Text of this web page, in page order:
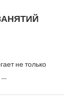
не только
…